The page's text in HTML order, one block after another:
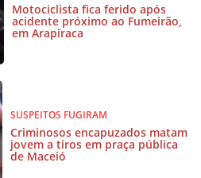
Motociclista fica ferido após
acidente próximo ao Fumeirão,
em Arapiraca
SUSPEITOS FUGIRAM
Criminosos encapuzados matam
jovem a tiros em praça pública
de Maceió